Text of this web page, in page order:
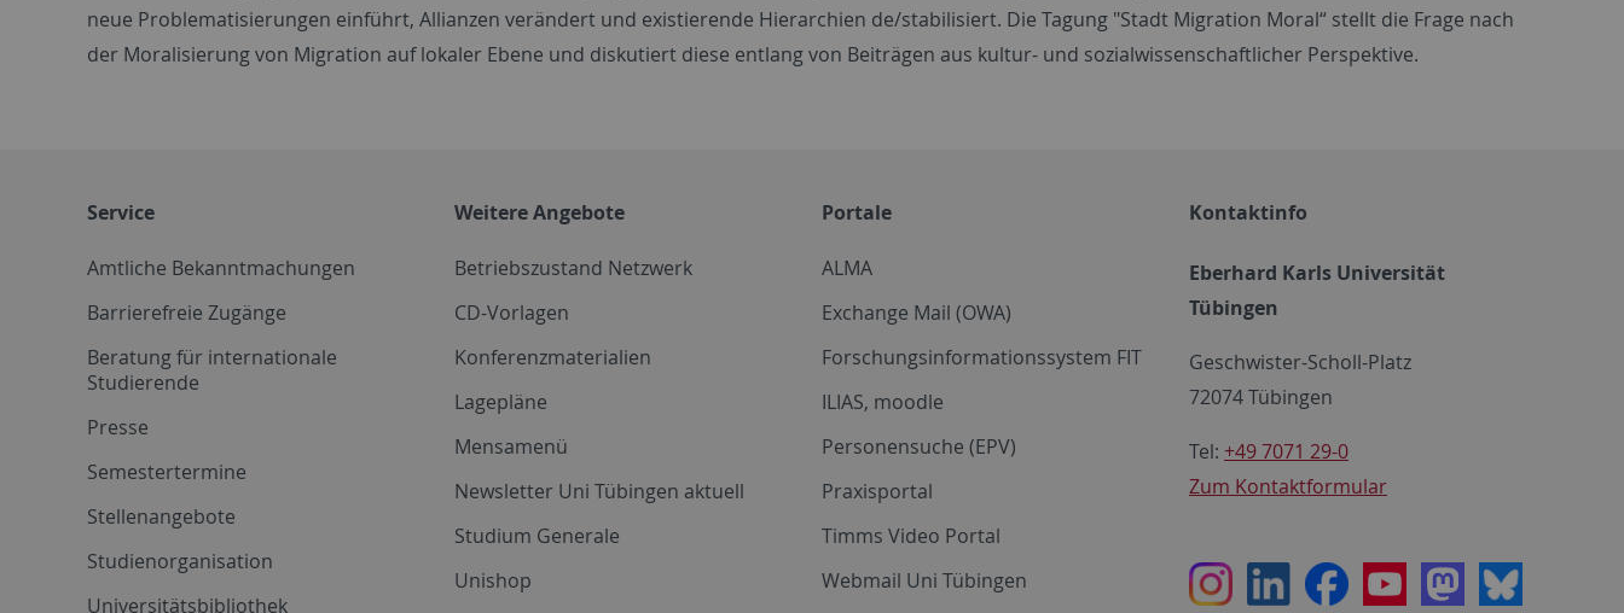
neue Problematisierungen einführt, Allianzen verändert und existierende Hierarchien de/stabilisiert. Die Tagung "Stadt Migration Moral“ stellt die Frage nach
der Moralisierung von Migration auf lokaler Ebene und diskutiert diese entlang von Beiträgen aus kultur- und sozialwissenschaftlicher Perspektive.
Service
Amtliche Bekanntmachungen
Barrierefreie Zugänge
Beratung für internationale
Studierende
Presse
Semestertermine
Stellenangebote
Studienorganisation
Universitätsbibliothek
Weitere Angebote
Betriebszustand Netzwerk
CD-Vorlagen
Konferenzmaterialien
Lagepläne
Mensamenü
Newsletter Uni Tübingen aktuell
Studium Generale
Unishop
Portale
ALMA
Exchange Mail (OWA)
Forschungsinformationssystem FIT
ILIAS, moodle
Personensuche (EPV)
Praxisportal
Timms Video Portal
Webmail Uni Tübingen
Kontaktinfo
Eberhard Karls Universität
Tübingen
Geschwister-Scholl-Platz
72074 Tübingen
Tel: +49 7071 29-0
Zum Kontaktformular
InstagramLinkedInFacebookYoutubeMastodon
Bluesky